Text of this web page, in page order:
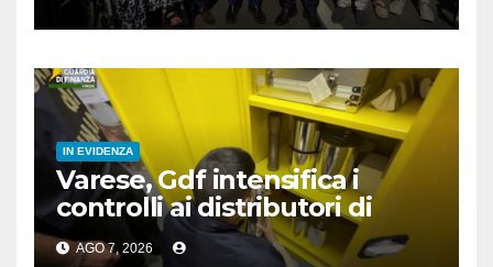
IN EVIDENZA
Varese, Gdf intensifica i
controlli ai distributori di
carburante, 6 multati
AGO 7, 2026